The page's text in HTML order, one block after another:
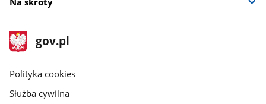
stopka
gov.pl
Strona
gov.pl
gov.pl
Polityka cookies
Służba cywilna